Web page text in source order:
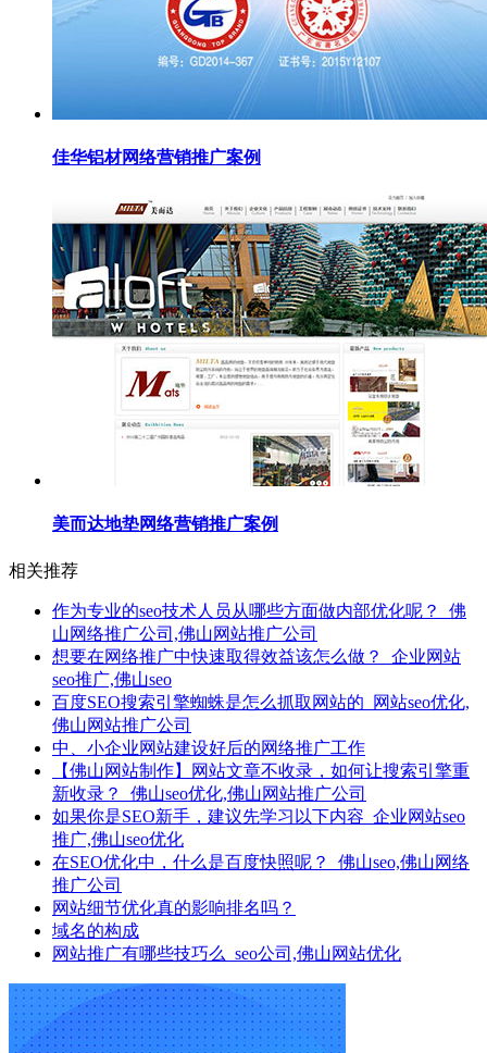
佳华铝材网络营销推广案例
美而达地垫网络营销推广案例
相关推荐
作为专业的seo技术人员从哪些方面做内部优化呢？_佛
山网络推广公司,佛山网站推广公司
想要在网络推广中快速取得效益该怎么做？_企业网站
seo推广,佛山seo
百度SEO搜索引擎蜘蛛是怎么抓取网站的_网站seo优化,
佛山网站推广公司
中、小企业网站建设好后的网络推广工作
【佛山网站制作】网站文章不收录，如何让搜索引擎重
新收录？_佛山seo优化,佛山网站推广公司
如果你是SEO新手，建议先学习以下内容_企业网站seo
推广,佛山seo优化
在SEO优化中，什么是百度快照呢？_佛山seo,佛山网络
推广公司
网站细节优化真的影响排名吗？
域名的构成
网站推广有哪些技巧么_seo公司,佛山网站优化